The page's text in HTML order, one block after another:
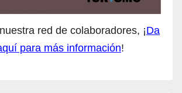
red de colaboradores, ¡Da
para más información!